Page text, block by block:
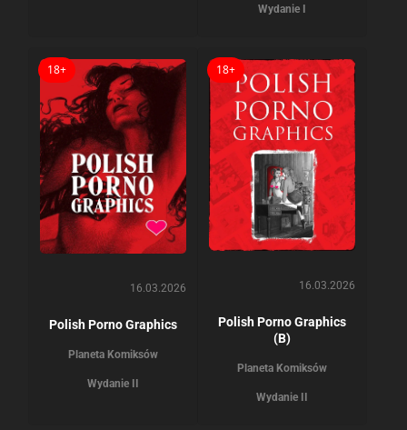
Wydanie I
18+
16.03.2026
Polish Porno Graphics
Planeta Komiksów
Wydanie II
18+
16.03.2026
Polish Porno Graphics
(B)
Planeta Komiksów
Wydanie II